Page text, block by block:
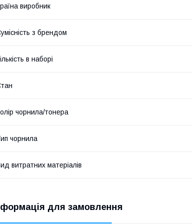
виробник
з брендом
в наборі
чорнила/тонера
чорнила
витратних матеріалів
для замовлення